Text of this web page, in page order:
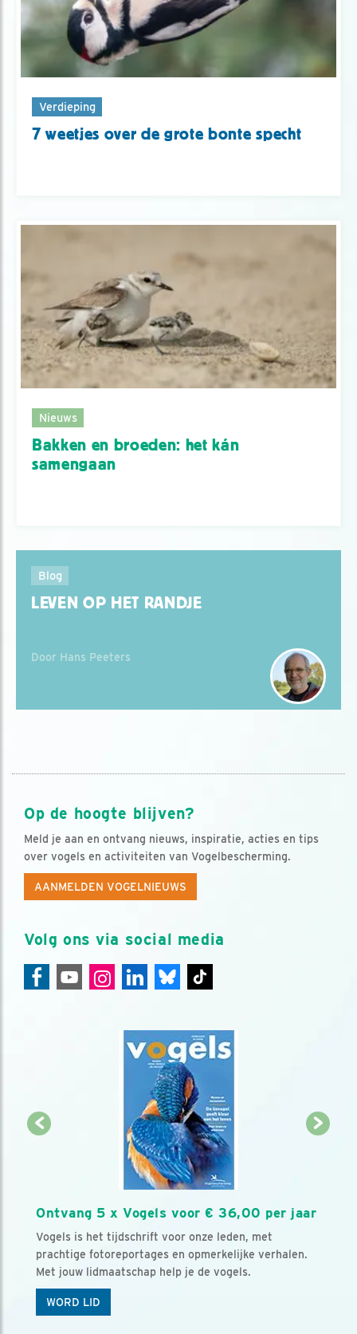
Verdieping
7 weetjes over de grote bonte specht
Nieuws
Bakken en broeden: het kán
samengaan
Blog
LEVEN OP HET RANDJE
Door Hans Peeters
Op de hoogte blijven?
Meld je aan en ontvang nieuws, inspiratie, acties en tips
over vogels en activiteiten van Vogelbescherming.
AANMELDEN VOGELNIEUWS
Volg ons via social media
Ontvang 5 x Vogels voor € 36,00 per jaar
Vogels is het tijdschrift voor onze leden, met
prachtige fotoreportages en opmerkelijke verhalen.
Met jouw lidmaatschap help je de vogels.
WORD LID